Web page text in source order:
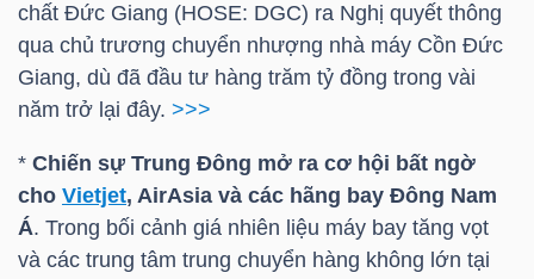
chất Đức Giang (HOSE: DGC) ra Nghị quyết thông
qua chủ trương chuyển nhượng nhà máy Cồn Đức
Giang, dù đã đầu tư hàng trăm tỷ đồng trong vài
năm trở lại đây. >>>
* Chiến sự Trung Đông mở ra cơ hội bất ngờ
cho Vietjet, AirAsia và các hãng bay Đông Nam
Á. Trong bối cảnh giá nhiên liệu máy bay tăng vọt
và các trung tâm trung chuyển hàng không lớn tại
TRUY
XUẤT
DỮ
LIỆU
Ngành
(-)